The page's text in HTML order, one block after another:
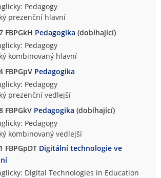
l
t
Pedagogy
prezenční hlavní
FBPGkH Pedagogika (dobíhající)
Pedagogy
kombinovaný hlavní
FBPGpV Pedagogika
Pedagogy
prezenční vedlejší
FBPGkV Pedagogika (dobíhající)
Pedagogy
kombinovaný vedlejší
FBPGpDT Digitální technologie ve
Digital Technologies in Education